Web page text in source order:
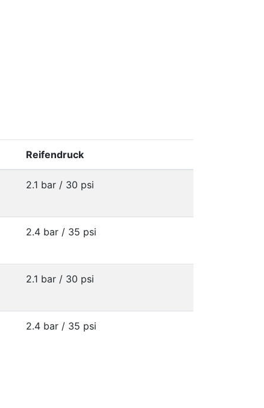
Reifendruck
2.1 bar / 30 psi
2.4 bar / 35 psi
2.1 bar / 30 psi
2.4 bar / 35 psi